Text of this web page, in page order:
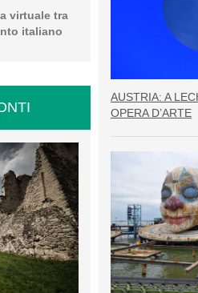
virtuale tra
italiano
AUSTRIA: A
OPERA D’ARTE